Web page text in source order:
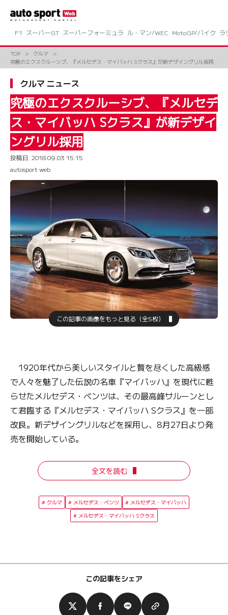
ツ
キ
F1 スーパーGT スーパーフォーミュラ ル・マン/WEC MotoGP/バイク ラ
TOP
クルマ
究極のエクスクルーシブ、『メルセデス・マイバッハ Sクラス』が新デザイングリル採用
クルマ ニュース
究極のエクスクルーシブ、『メルセデ
ス・マイバッハ Sクラス』が新デザイ
ングリル採用
投稿日: 2018.09.03 15:15
autosport web
この記事の画像をもっと見る（全5枚）
1920年代から美しいスタイルと贅を尽くした高級感
で人々を魅了した伝説の名車『マイバッハ』を現代に甦
らせたメルセデス・ベンツは、その最高峰サルーンとし
て君臨する『メルセデス・マイバッハ Sクラス』を一部
改良。新デザイングリルなどを採用し、8月27日より発
売を開始している。
全文を読む
クルマ メルセデス・ベンツ
メルセデス・マイバッハ
メルセデス・マイバッハ Sクラス
この記事をシェア